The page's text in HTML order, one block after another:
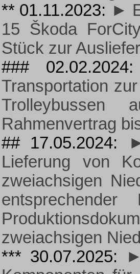
** 01.11.2023: ►
15 Škoda
Stück zur
###
Transportation
Trolleybussen
Rahmenvertrag
## 17.05.2024:
Lieferung von
zweiachsigen
entsprechender
zweiachsigen
*** 30.07.2025: